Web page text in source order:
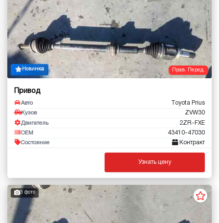
Прав. Перед.
Новинка
Привод
Авто Toyota Prius
Кузов ZVW30
Двигатель 2ZR-FXE
OEM 43410-47030
Состояние Контракт
Узнать цену
3 фото